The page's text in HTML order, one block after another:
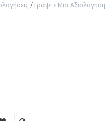
/ Γράψτε Μια Αξιολόγηση